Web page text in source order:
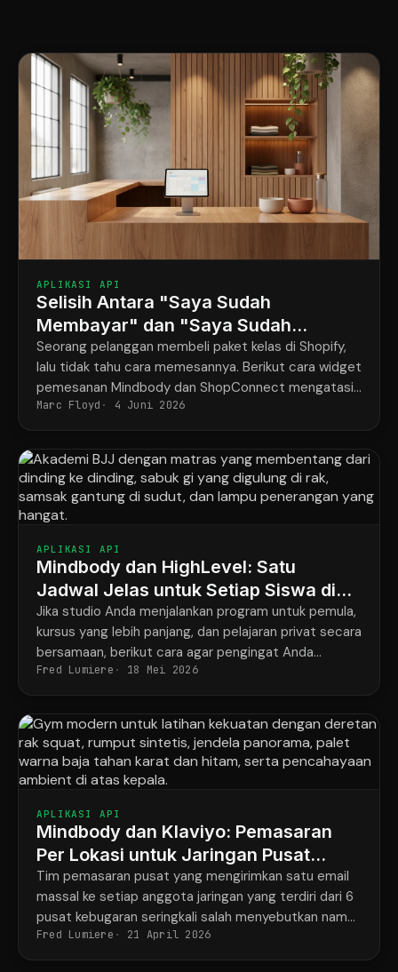
APLIKASI API
Selisih Antara "Saya Sudah
Membayar" dan "Saya Sudah
Dipesan"
Seorang pelanggan membeli paket kelas di Shopify,
lalu tidak tahu cara memesannya. Berikut cara widget
pemesanan Mindbody dan ShopConnect mengatasi
masalah tersebut untuk selamanya.
Marc Floyd 4 Juni 2026
APLIKASI API
Mindbody dan HighLevel: Satu
Jadwal Jelas untuk Setiap Siswa di
Semua Program
Jika studio Anda menjalankan program untuk pemula,
kursus yang lebih panjang, dan pelajaran privat secara
bersamaan, berikut cara agar pengingat Anda
akhirnya sesuai dengan apa yang sebenarnya telah
dipesan oleh setiap siswa.
Fred Lumiere 18 Mei 2026
APLIKASI API
Mindbody dan Klaviyo: Pemasaran
Per Lokasi untuk Jaringan Pusat
Kebugaran dengan 6 Gym
Tim pemasaran pusat yang mengirimkan satu email
massal ke setiap anggota jaringan yang terdiri dari 6
pusat kebugaran seringkali salah menyebutkan nama
pelatih dan alamat pusat kebugaran, sekitar
setengah dari waktu.
Fred Lumiere 21 April 2026